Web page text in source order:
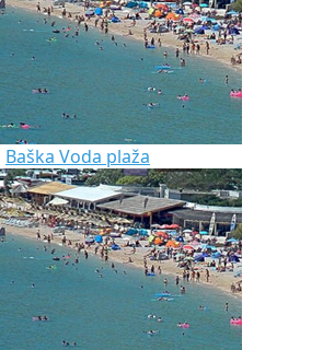
Baška Voda plaža